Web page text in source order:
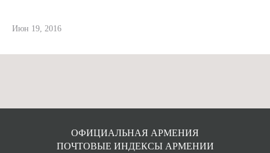
Июн 19, 2016
ОФИЦИАЛЬНАЯ АРМЕНИЯ
ПОЧТОВЫЕ ИНДЕКСЫ АРМЕНИИ